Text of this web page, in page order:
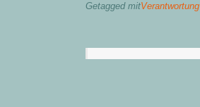
Getagged mitVerantwortung